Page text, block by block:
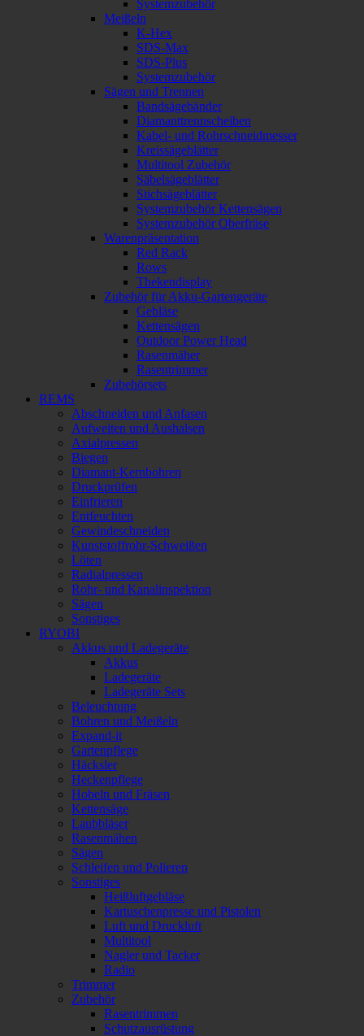
Systemzubehör
Meißeln
K-Hex
SDS-Max
SDS-Plus
Systemzubehör
Sägen und Trennen
Bandsägebänder
Diamanttrennscheiben
Kabel- und Rohrschneidmesser
Kreissägeblätter
Multitool Zubehör
Säbelsägeblätter
Stichsägeblätter
Systemzubehör Kettensägen
Systemzubehör Oberfräse
Warenpräsentation
Red Rack
Rows
Thekendisplay
Zubehör für Akku-Gartengeräte
Gebläse
Kettensägen
Outdoor Power Head
Rasenmäher
Rasentrimmer
Zubehörsets
REMS
Abschneiden und Anfasen
Aufweiten und Aushalsen
Axialpressen
Biegen
Diamant-Kernbohren
Druckprüfen
Einfrieren
Entfeuchten
Gewindeschneiden
Kunststoffrohr-Schweißen
Löten
Radialpressen
Rohr- und Kanalinspektion
Sägen
Sonstiges
RYOBI
Akkus und Ladegeräte
Akkus
Ladegeräte
Ladegeräte Sets
Beleuchtung
Bohren und Meißeln
Expand-it
Gartenpflege
Häcksler
Heckenpflege
Hobeln und Fräsen
Kettensäge
Laubbläser
Rasenmähen
Sägen
Schleifen und Polieren
Sonstiges
Heißluftgebläse
Kartuschenpresse und Pistolen
Luft und Druckluft
Multitool
Nagler und Tacker
Radio
Trimmer
Zubehör
Rasentrimmen
Schutzausrüstung